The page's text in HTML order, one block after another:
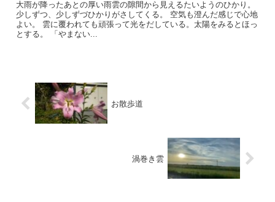
大雨が降ったあとの厚い雨雲の隙間から見えるたいようのひかり。
少しずつ、少しずづひかりがさしてくる。 空気も澄んだ感じで心地
よい。 雲に覆われても頑張って光をだしている。太陽をみるとほっ
とする。 「やまない...
お散歩道
渦巻き雲